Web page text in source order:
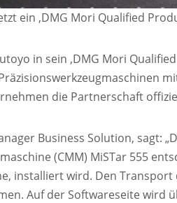
ein ‚DMG Mori Qualified
in sein ‚DMG Mori
die Partnerschaft
Business Solution, sagt:
(CMM) MiSTar 555
installiert wird. Den
Auf der Softwareseite wird